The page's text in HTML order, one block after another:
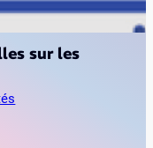
sur les